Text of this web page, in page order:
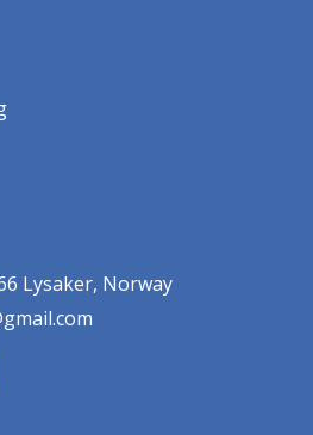
Lysaker, Norway